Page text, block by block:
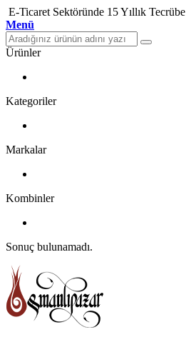
E-Ticaret Sektöründe 15 Yıllık Tecrübe
Menü
Ürünler
Kategoriler
Markalar
Kombinler
Sonuç bulunamadı.